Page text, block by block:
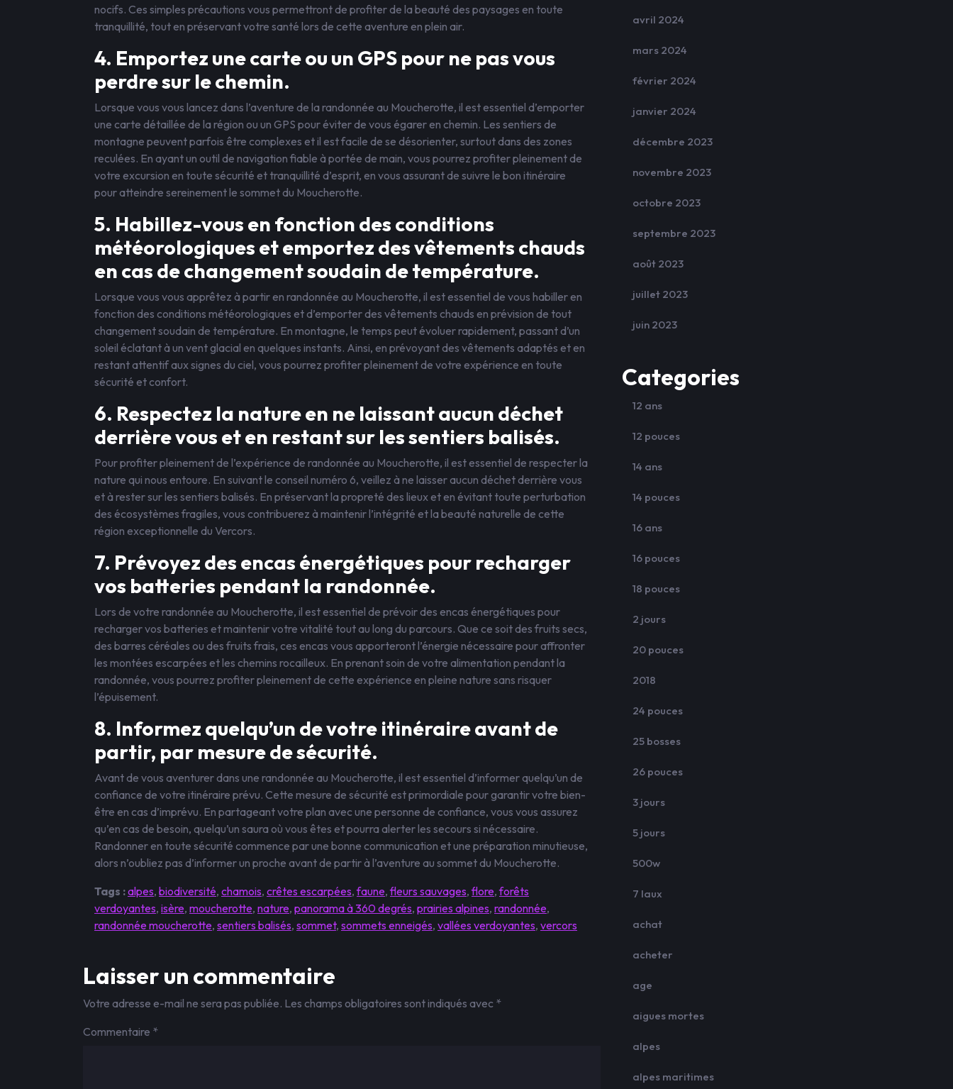
nocifs. Ces simples précautions vous permettront de profiter de la beauté des paysages en toute
tranquillité, tout en préservant votre santé lors de cette aventure en plein air.
4. Emportez une carte ou un GPS pour ne pas vous
perdre sur le chemin.
Lorsque vous vous lancez dans l’aventure de la randonnée au Moucherotte, il est essentiel d’emporter
une carte détaillée de la région ou un GPS pour éviter de vous égarer en chemin. Les sentiers de
montagne peuvent parfois être complexes et il est facile de se désorienter, surtout dans des zones
reculées. En ayant un outil de navigation fiable à portée de main, vous pourrez profiter pleinement de
votre excursion en toute sécurité et tranquillité d’esprit, en vous assurant de suivre le bon itinéraire
pour atteindre sereinement le sommet du Moucherotte.
5. Habillez-vous en fonction des conditions
météorologiques et emportez des vêtements chauds
en cas de changement soudain de température.
Lorsque vous vous apprêtez à partir en randonnée au Moucherotte, il est essentiel de vous habiller en
fonction des conditions météorologiques et d’emporter des vêtements chauds en prévision de tout
changement soudain de température. En montagne, le temps peut évoluer rapidement, passant d’un
soleil éclatant à un vent glacial en quelques instants. Ainsi, en prévoyant des vêtements adaptés et en
restant attentif aux signes du ciel, vous pourrez profiter pleinement de votre expérience en toute
sécurité et confort.
6. Respectez la nature en ne laissant aucun déchet
derrière vous et en restant sur les sentiers balisés.
Pour profiter pleinement de l’expérience de randonnée au Moucherotte, il est essentiel de respecter la
nature qui nous entoure. En suivant le conseil numéro 6, veillez à ne laisser aucun déchet derrière vous
et à rester sur les sentiers balisés. En préservant la propreté des lieux et en évitant toute perturbation
des écosystèmes fragiles, vous contribuerez à maintenir l’intégrité et la beauté naturelle de cette
région exceptionnelle du Vercors.
7. Prévoyez des encas énergétiques pour recharger
vos batteries pendant la randonnée.
Lors de votre randonnée au Moucherotte, il est essentiel de prévoir des encas énergétiques pour
recharger vos batteries et maintenir votre vitalité tout au long du parcours. Que ce soit des fruits secs,
des barres céréales ou des fruits frais, ces encas vous apporteront l’énergie nécessaire pour affronter
les montées escarpées et les chemins rocailleux. En prenant soin de votre alimentation pendant la
randonnée, vous pourrez profiter pleinement de cette expérience en pleine nature sans risquer
l’épuisement.
8. Informez quelqu’un de votre itinéraire avant de
partir, par mesure de sécurité.
Avant de vous aventurer dans une randonnée au Moucherotte, il est essentiel d’informer quelqu’un de
confiance de votre itinéraire prévu. Cette mesure de sécurité est primordiale pour garantir votre bien-
être en cas d’imprévu. En partageant votre plan avec une personne de confiance, vous vous assurez
qu’en cas de besoin, quelqu’un saura où vous êtes et pourra alerter les secours si nécessaire.
Randonner en toute sécurité commence par une bonne communication et une préparation minutieuse,
alors n’oubliez pas d’informer un proche avant de partir à l’aventure au sommet du Moucherotte.
Tags :alpes, biodiversité, chamois, crêtes escarpées,faune,fleurs sauvages,flore,forêts
verdoyantes, isère, moucherotte, nature, panorama à 360 degrés, prairies alpines, randonnée,
randonnée moucherotte, sentiers balisés, sommet, sommets enneigés, vallées verdoyantes, vercors
Laisser un commentaire
Votre adresse e-mail ne sera pas publiée. Les champs obligatoires sont indiqués avec *
Commentaire *
avril 2024
mars 2024
février 2024
janvier 2024
décembre 2023
novembre 2023
octobre 2023
septembre 2023
août 2023
juillet 2023
juin 2023
Categories
12 ans
12 pouces
14 ans
14 pouces
16 ans
16 pouces
18 pouces
2 jours
20 pouces
2018
24 pouces
25 bosses
26 pouces
3 jours
5 jours
500w
7 laux
achat
acheter
age
aigues mortes
alpes
alpes maritimes